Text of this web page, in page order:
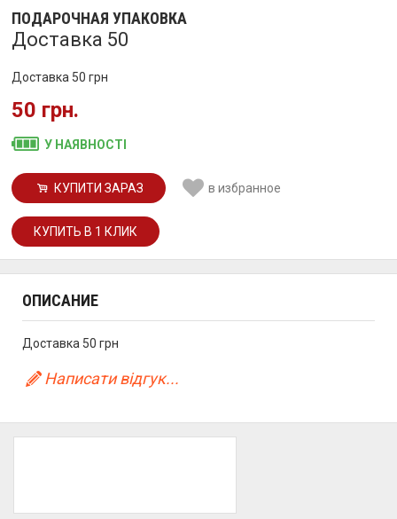
ПОДАРОЧНАЯ УПАКОВКА
Доставка 50
Доставка 50 грн
50 грн.
У НАЯВНОСТІ
КУПИТИ ЗАРАЗ в избранное
ОПИСАНИЕ
Доставка 50 грн
Написати відгук...